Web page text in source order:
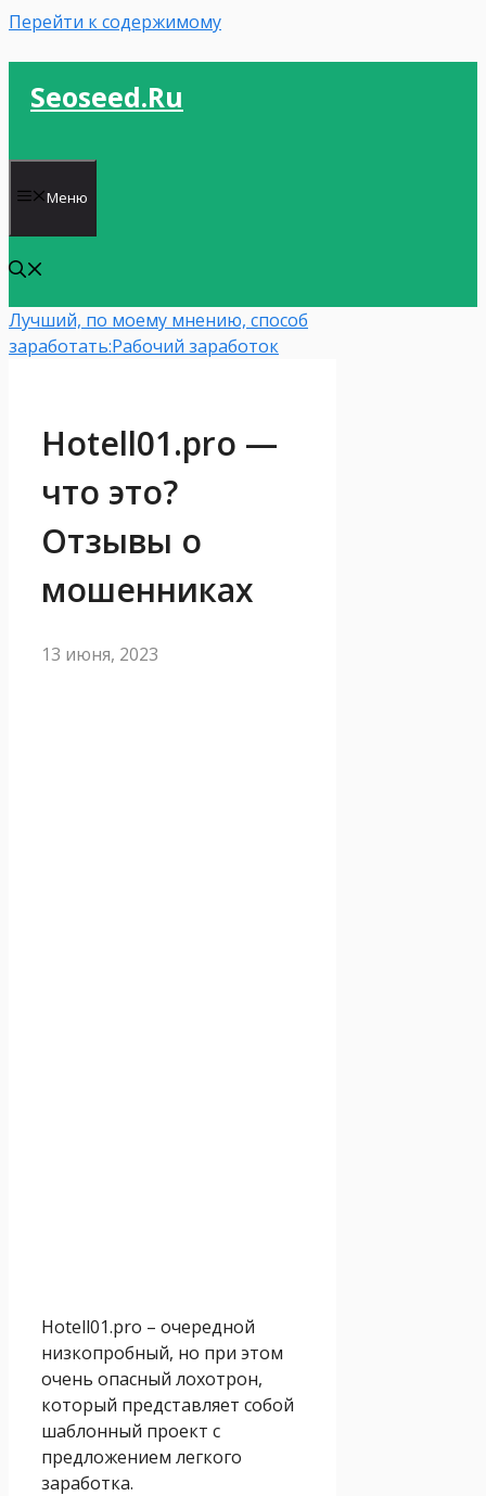
Перейти к содержимому
Seoseed.ru
Меню
Лучший, по моему мнению, способ
заработать:Рабочий заработок
Hotell01.pro —
что это?
Отзывы о
мошенниках
13 июня, 2023
Hotell01.pro – очередной
низкопробный, но при этом
очень опасный лохотрон,
который представляет собой
шаблонный проект с
предложением легкого
заработка.